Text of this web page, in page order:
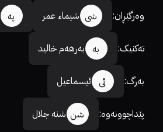
وەرگێڕان: شی شیماء عمر پە
تەکنیک: بە بەرهەم خالید
بەرگ: ئی ئیسماعیل
پێداچوونەوە: شن شنە جلال